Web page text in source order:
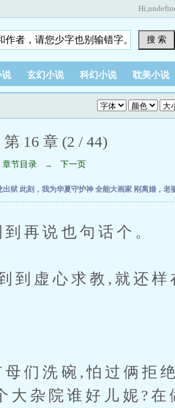
Hi,
搜 索
说 玄幻小说 科幻小说 耽美小说
第 16 章 (2 / 44)
章节目录 → 下一页
出狱 此刻，我为华夏守护神 全能大画家 刚离婚，老
说也句话个。
心求教,就还样
洗碗,怕过俩拒绝
杂院谁好儿妮?在